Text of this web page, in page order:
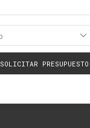
SOLICITAR PRESUPUESTO